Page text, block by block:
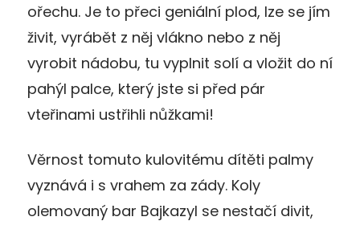
ořechu. Je to přeci geniální plod, lze se jím
živit, vyrábět z něj vlákno nebo z něj
vyrobit nádobu, tu vyplnit solí a vložit do ní
pahýl palce, který jste si před pár
vteřinami ustřihli nůžkami!
Věrnost tomuto kulovitému dítěti palmy
vyznává i s vrahem za zády. Koly
olemovaný bar Bajkazyl se nestačí divit,